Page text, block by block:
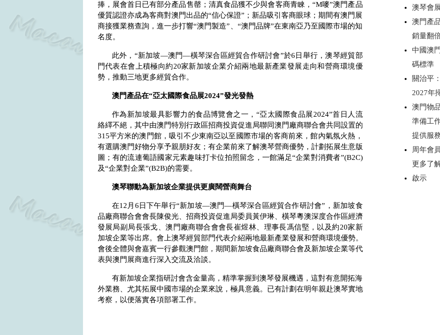
捧，展會首日已有部分產品售罄；清真食品獲不少與會客商青睞，“M嘜”澳門產品
優質認證亦成為客商對澳門出品的“信心保證”；新品吸引客商眼球；期間有澳門展
商接獲業務查詢，進一步打響“澳門製造”、“澳門品牌”在東南亞乃至國際市場的知
名度。
此外，“新加坡—澳門—橫琴深合區經貿合作研討會”於6 日舉行，澳琴經貿部
門代表在會上積極向約20家新加坡企業介紹兩地最新產業發展走向和營商環境優
勢，推動三地更多經貿合作。
澳門產品在“亞太國際食品展2024”發光發熱
作為新加坡最具影響力的食品博覽會之一，“亞太國際食品展2024”首日人流
絡繹不絕，其中由澳門特別行政區招商投資促進局聯同澳門廠商聯合會共同設置的
315平方米的澳門館，吸引不少東南亞以至國際市場的客商前來，館內氣氛火熱，
有選購澳門好物分享予親朋好友；有企業前來了解澳琴營商優勢，計劃拓展生意版
圖；有的流連葡語國家元素趣味打卡位拍照留念，一館滿足“企業對消費者”(B2C)
及“企業對企業”(B2B)的需要。
澳琴聯動為新加坡企業提供更廣闊營商舞台
在12月 6 日下午舉行“新加坡—澳門—橫琴深合區經貿合作研討會”，新加坡食
品廠商聯合會會長陳俊光、招商投資促進局委員黃伊琳、橫琴粵澳深度合作區經濟
發展局副局長張戈、澳門廠商聯合會會長崔煜林、理事長馮信堅，以及約20家新
加坡企業等出席。會上澳琴經貿部門代表介紹兩地最新產業發展和營商環境優勢。
會後全體與會嘉賓一行參觀澳門館，期間新加坡食品廠商聯合會及新加坡企業等代
表與澳門展商進行深入交流及洽談。
有新加坡企業指研討會含金量高，精準掌握到澳琴發展機遇，這對有意開拓海
外業務、尤其拓展中國市場的企業來說，極具意義。已有計劃在明年親赴澳琴實地
考察，以便落實各項部署工作。
澳琴會
澳門產
銷量翻
中國澳
碼標準
關治平
2027年
澳門物
準備工
提供服
周年會
更多了
啟示